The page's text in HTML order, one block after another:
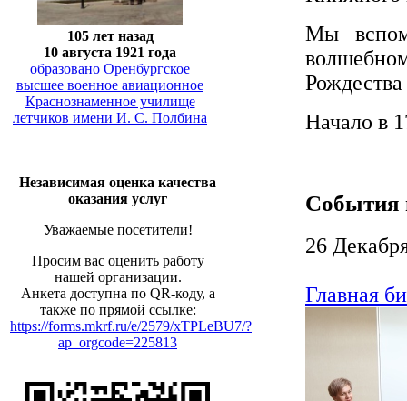
105 лет назад
10 августа 1921 года
образовано Оренбургское
высшее военное авиационное
Краснознаменное училище
летчиков имени И. С. Полбина
Независимая оценка качества
оказания услуг
Уважаемые посетители!
Просим вас оценить работу
нашей организации.
Анкета доступна по QR-коду, а
также по прямой ссылке:
https://forms.mkrf.ru/e/2579/xTPLeBU7/?
ap_orgcode=225813
Мы
Начало в
События
26
Главная